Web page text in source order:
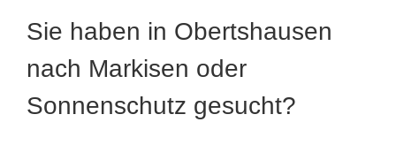
Sie haben in Obertshausen
nach Markisen oder
Sonnenschutz gesucht?